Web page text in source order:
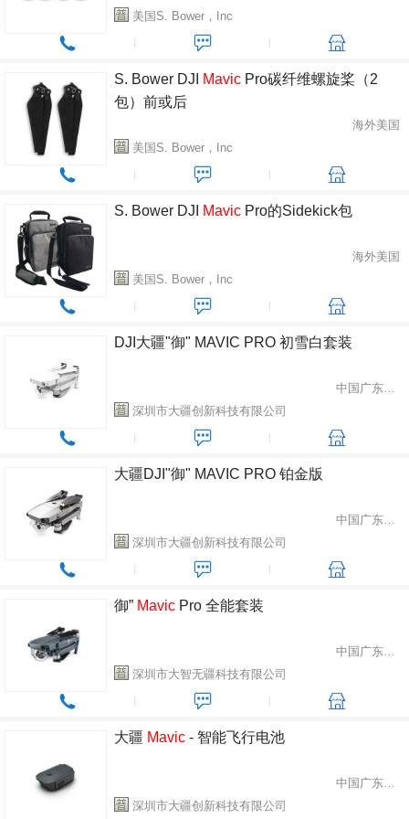
美国S. Bower，Inc
S. Bower DJI Mavic Pro碳纤维螺旋桨（2
包）前或后
海外美国
美国S. Bower，Inc
S. Bower DJI Mavic Pro的Sidekick包
海外美国
美国S. Bower，Inc
DJI大疆"御" MAVIC PRO 初雪白套装
中国广东省深圳市
深圳市大疆创新科技有限公司
大疆DJI"御" MAVIC PRO 铂金版
中国广东省深圳市
深圳市大疆创新科技有限公司
御” Mavic Pro 全能套装
中国广东省深圳市
深圳市大智无疆科技有限公司
大疆 Mavic - 智能飞行电池
中国广东省深圳市
深圳市大疆创新科技有限公司